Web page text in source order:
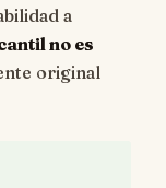
a
no es
original